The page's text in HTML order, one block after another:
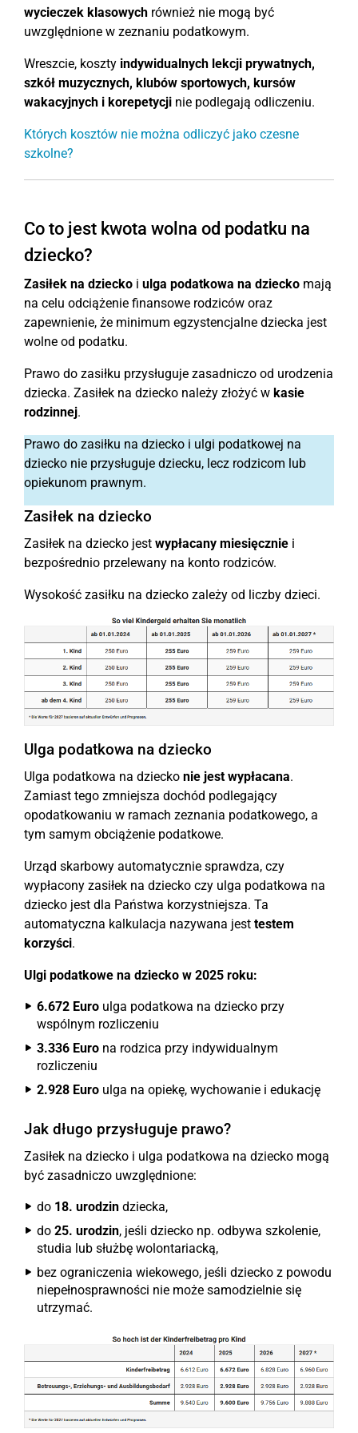
wycieczek klasowych również nie mogą być
uwzględnione w zeznaniu podatkowym.
Wreszcie, koszty indywidualnych lekcji prywatnych,
szkół muzycznych, klubów sportowych, kursów
wakacyjnych i korepetycji nie podlegają odliczeniu.
Których kosztów nie można odliczyć jako czesne
szkolne?
Co to jest kwota wolna od podatku na
dziecko?
Zasiłek na dziecko i ulga podatkowa na dziecko mają
na celu odciążenie finansowe rodziców oraz
zapewnienie, że minimum egzystencjalne dziecka jest
wolne od podatku.
Prawo do zasiłku przysługuje zasadniczo od urodzenia
dziecka. Zasiłek na dziecko należy złożyć w kasie
rodzinnej.
Prawo do zasiłku na dziecko i ulgi podatkowej na
dziecko nie przysługuje dziecku, lecz rodzicom lub
opiekunom prawnym.
Zasiłek na dziecko
Zasiłek na dziecko jest wypłacany miesięcznie i
bezpośrednio przelewany na konto rodziców.
Wysokość zasiłku na dziecko zależy od liczby dzieci.
Ulga podatkowa na dziecko
Ulga podatkowa na dziecko nie jest wypłacana.
Zamiast tego zmniejsza dochód podlegający
opodatkowaniu w ramach zeznania podatkowego, a
tym samym obciążenie podatkowe.
Urząd skarbowy automatycznie sprawdza, czy
wypłacony zasiłek na dziecko czy ulga podatkowa na
dziecko jest dla Państwa korzystniejsza. Ta
automatyczna kalkulacja nazywana jest testem
korzyści.
Ulgi podatkowe na dziecko w 2025 roku:
6.672 Euro ulga podatkowa na dziecko przy
wspólnym rozliczeniu
3.336 Euro na rodzica przy indywidualnym
rozliczeniu
2.928 Euro ulga na opiekę, wychowanie i edukację
Jak długo przysługuje prawo?
Zasiłek na dziecko i ulga podatkowa na dziecko mogą
być zasadniczo uwzględnione:
do 18. urodzin dziecka,
do 25. urodzin, jeśli dziecko np. odbywa szkolenie,
studia lub służbę wolontariacką,
bez ograniczenia wiekowego, jeśli dziecko z powodu
niepełnosprawności nie może samodzielnie się
utrzymać.